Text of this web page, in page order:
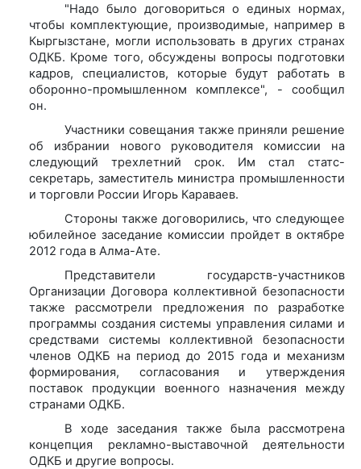
"Надо было договориться о единых нормах,
чтобы комплектующие, производимые, например в
Кыргызстане, могли использовать в других странах
ОДКБ. Кроме того, обсуждены вопросы подготовки
кадров, специалистов, которые будут работать в
оборонно-промышленном комплексе", - сообщил
он.
Участники совещания также приняли решение
об избрании нового руководителя комиссии на
следующий трехлетний срок. Им стал статс-
секретарь, заместитель министра промышленности
и торговли России Игорь Караваев.
Стороны также договорились, что следующее
юбилейное заседание комиссии пройдет в октябре
2012 года в Алма-Ате.
Представители государств-участников
Организации Договора коллективной безопасности
также рассмотрели предложения по разработке
программы создания системы управления силами и
средствами системы коллективной безопасности
членов ОДКБ на период до 2015 года и механизм
формирования, согласования и утверждения
поставок продукции военного назначения между
странами ОДКБ.
В ходе заседания также была рассмотрена
концепция рекламно-выставочной деятельности
ОДКБ и другие вопросы.